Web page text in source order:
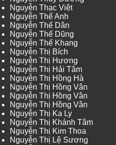
Nguyễn Thạc Việt
Nguyễn Thế Anh
Nguyễn Thế Dân
Nguyễn Thế Dũng
Nguyễn Thế Khang
Nguyễn Thị Bích
Nguyễn Thị Hương
Nguyễn Thị Hải Tâm
Nguyễn Thị Hồng Hà
Nguyễn Thị Hồng Vân
Nguyễn Thị Hồng Vân
Nguyễn Thị Hồng Vân
Nguyễn Thị Ka Ly
Nguyễn Thị Khánh Tâm
Nguyễn Thị Kim Thoa
Nguyễn Thị Lệ Sương